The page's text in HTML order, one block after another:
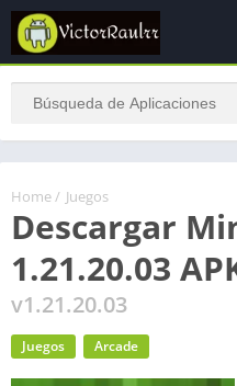
Home / Juegos
Descargar
1.21.20.03
v1.21.20.03
Juegos Arcade